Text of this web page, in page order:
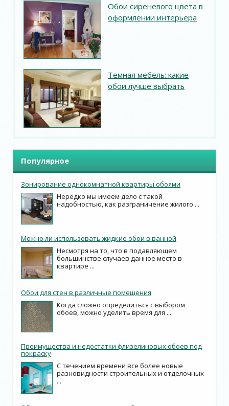
Обои сиреневого цвета в
оформлении интерьера
Темная мебель: какие
обои лучше выбрать
Популярное
Зонирование однокомнатной квартиры обоями
Нередко мы имеем дело с такой
надобностью, как разграничение жилого ...
Можно ли использовать жидкие обои в ванной
Несмотря на то, что в подавляющем
большинстве случаев данное место в
квартире ...
Обои для стен в различные помещения
Когда сложно определиться с выбором
обоев, можно уделить время для ...
Преимущества и недостатки флизелиновых обоев под
покраску
С течением времени все более новые
разновидности строительных и отделочных
...